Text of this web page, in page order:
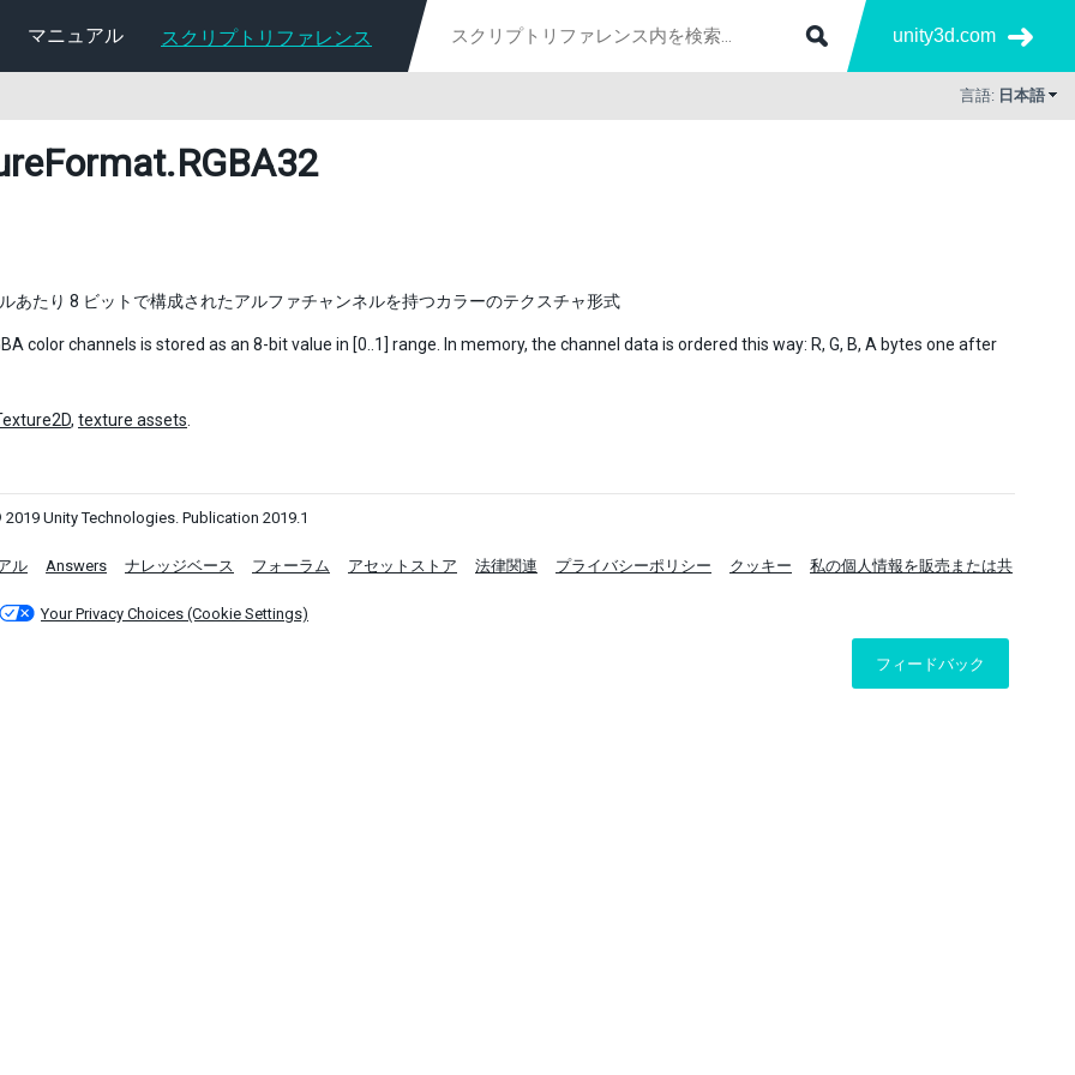
マニュアル スクリプトリファレンス unity3d.com
言語: 日本語
.RGBA32
あたり 8 ビットで構成されたアルファチャンネルを持つカラーのテクスチャ形式
color channels is stored as an 8-bit value in [0..1] range. In memory, the channel data is ordered this way: R, G, B, A bytes one after
, texture assets
Unity Technologies. Publication 2019.1
ル Answers ナレッジベース フォーラム アセットストア 法律関連 プライバシーポリシー クッキー 私の個人情報を販売または共
Your Privacy Choices (Cookie Settings)
フィードバック